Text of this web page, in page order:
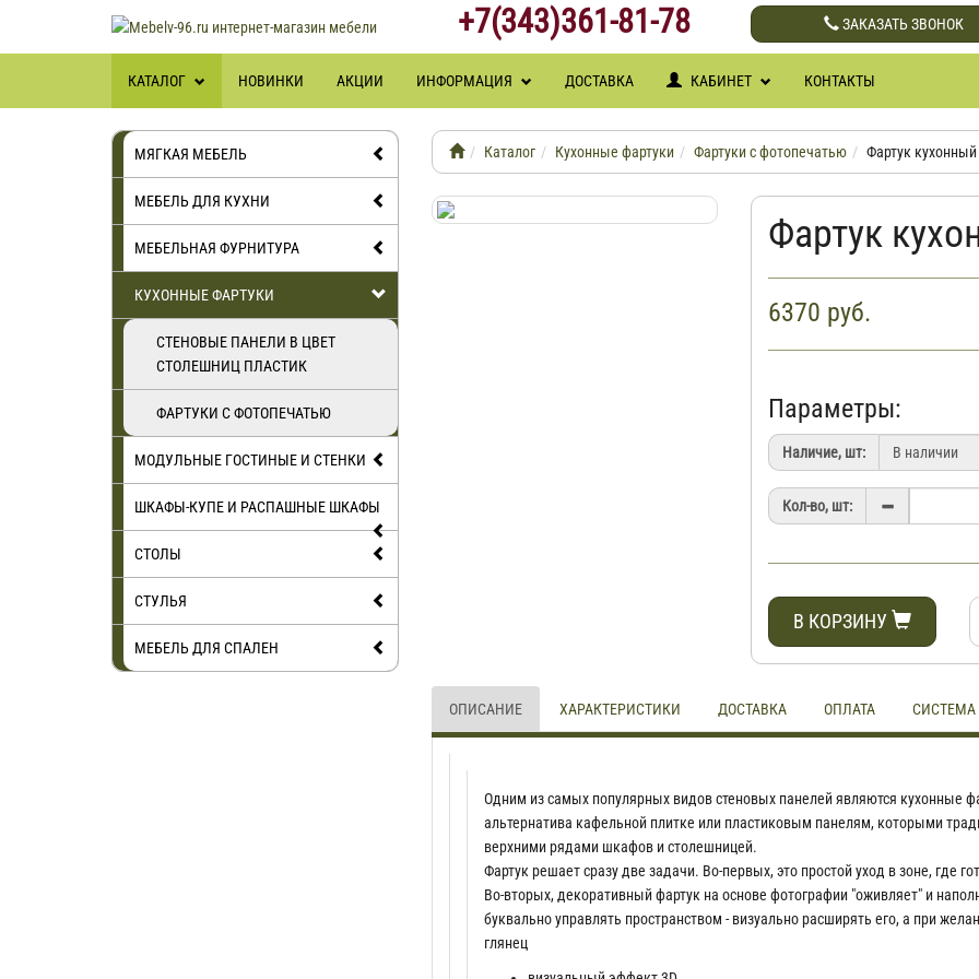
+7(343)361-81-78 ЗАКАЗАТЬ ЗВОНОК
КАТАЛОГ НОВИНКИ АКЦИИ ИНФОРМАЦИЯ ДОСТАВКА КАБИНЕТ КОНТАКТЫ
МЯГКАЯ МЕБЕЛЬ
МЕБЕЛЬ ДЛЯ КУХНИ
МЕБЕЛЬНАЯ ФУРНИТУРА
КУХОННЫЕ ФАРТУКИ
СТЕНОВЫЕ ПАНЕЛИ В ЦВЕТ
СТОЛЕШНИЦ ПЛАСТИК
ФАРТУКИ С ФОТОПЕЧАТЬЮ
МОДУЛЬНЫЕ ГОСТИНЫЕ И СТЕНКИ
ШКАФЫ-КУПЕ И РАСПАШНЫЕ ШКАФЫ
СТОЛЫ
СТУЛЬЯ
МЕБЕЛЬ ДЛЯ СПАЛЕН
Каталог Кухонные фартуки Фартуки с фотопечатью Фартук кухонный
Фартук
6370 руб.
Параметры:
Наличие, шт:
Кол-во, шт:
В КОРЗИНУ
ОПИСАНИЕ ХАРАКТЕРИСТИКИ ДОСТАВКА ОПЛАТА СИСТЕМА
Одним из самых популярных видов стеновых панелей являются кухонные
альтернатива кафельной плитке или пластиковым панелям, которыми
верхними рядами шкафов и столешницей.
Фартук решает сразу две задачи. Во-первых, это простой уход в зоне, где
Во-вторых, декоративный фартук на основе фотографии "оживляет" и
буквально управлять пространством - визуально расширять его, а при
глянец